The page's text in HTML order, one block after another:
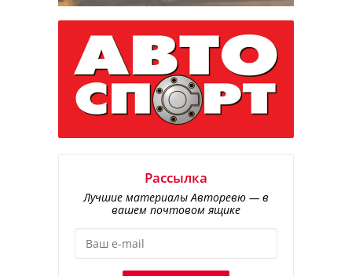
Рассылка
Лучшие материалы Авторевю — в
вашем почтовом ящике